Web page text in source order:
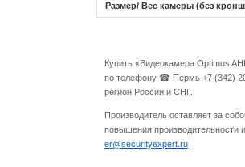
Размер/ Вес камеры (без
Купить «Видеокамера Optimus
по телефону ☎ Пермь +7 (342)
регион России и СНГ.
Производитель оставляет за
повышения производительности
er@securityexpert.ru